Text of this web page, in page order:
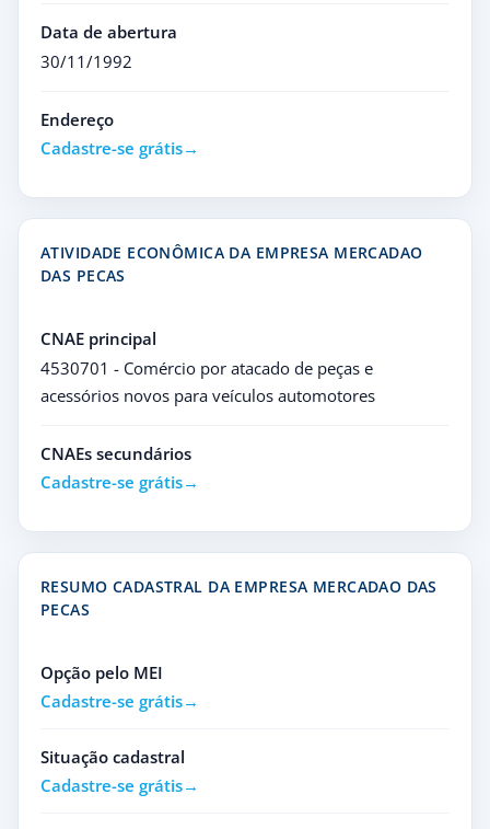
Data de abertura
30/11/1992
Endereço
Cadastre-se grátis
ATIVIDADE ECONÔMICA DA EMPRESA MERCADAO
DAS PECAS
CNAE principal
4530701 - Comércio por atacado de peças e
acessórios novos para veículos automotores
CNAEs secundários
Cadastre-se grátis
RESUMO CADASTRAL DA EMPRESA MERCADAO DAS
PECAS
Opção pelo MEI
Cadastre-se grátis
Situação cadastral
Cadastre-se grátis